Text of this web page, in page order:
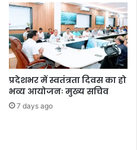
प्रदेशभर में स्वतंत्रता दिवस का हो
भव्य आयोजनः मुख्य सचिव
7 days ago